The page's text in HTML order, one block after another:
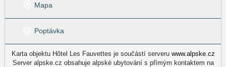
Mapa
Poptávka
Karta objektu Hôtel Les Fauvettes je součástí serveru www.alpske.cz
Server alpske.cz obsahuje alpské ubytování s přímým kontaktem na